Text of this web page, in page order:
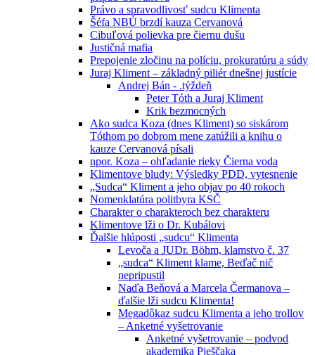
Právo a spravodlivosť sudcu Klimenta
Šéfa NBÚ brzdí kauza Cervanová
Cibuľová polievka pre čiernu dušu
Justičná mafia
Prepojenie zločinu na políciu, prokuratúru a súdy
Juraj Kliment – základný piliér dnešnej justície
Andrej Bán - .týždeň
Peter Tóth a Juraj Kliment
Krik bezmocných
Ako sudca Koza (dnes Kliment) so siskárom
Tóthom po dobrom mene zatúžili a knihu o
kauze Cervanová písali
npor. Koza – ohľadanie rieky Čierna voda
Klimentove bludy: Výsledky PDD, vytesnenie
„Sudca“ Kliment a jeho objav po 40 rokoch
Nomenklatúra politbyra KSČ
Charakter o charakteroch bez charakteru
Klimentove lži o Dr. Kubálovi
Ďalšie hlúposti „sudcu“ Klimenta
Levoča a JUDr. Böhm, klamstvo č. 37
„sudca“ Kliment klame, Beďač nič
nepripustil
Naďa Beňová a Marcela Čermanova –
ďalšie lži sudcu Klimenta!
Megadôkaz sudcu Klimenta a jeho trollov
– Anketné vyšetrovanie
Anketné vyšetrovanie – podvod
akademika Pješčaka